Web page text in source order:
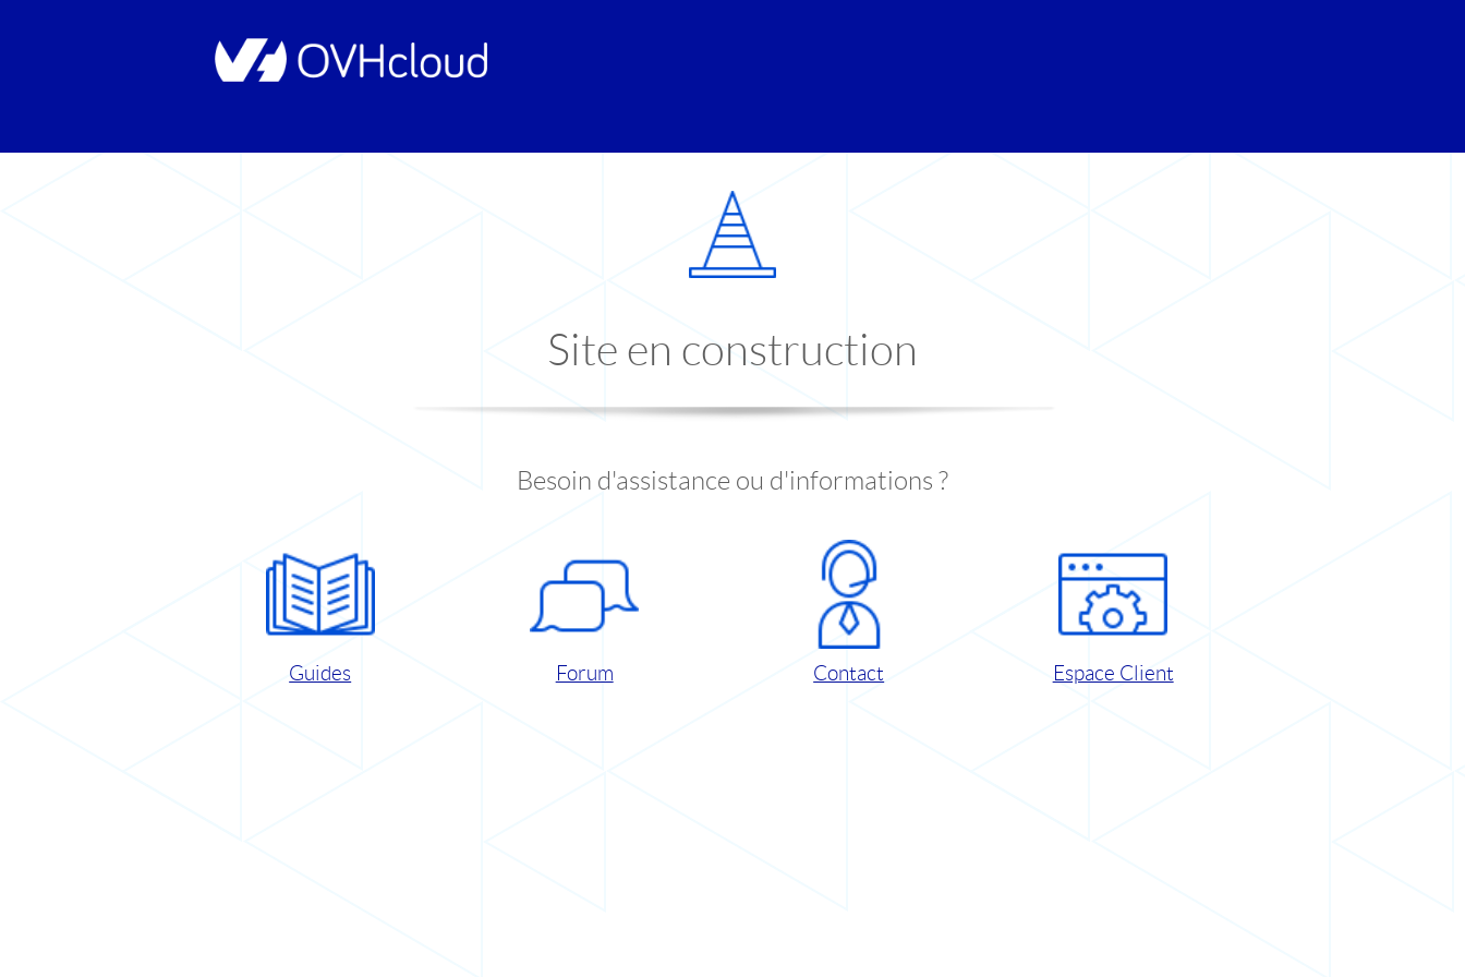
Site en construction
Besoin d'assistance ou d'informations ?
Guides Forum Contact Espace Client